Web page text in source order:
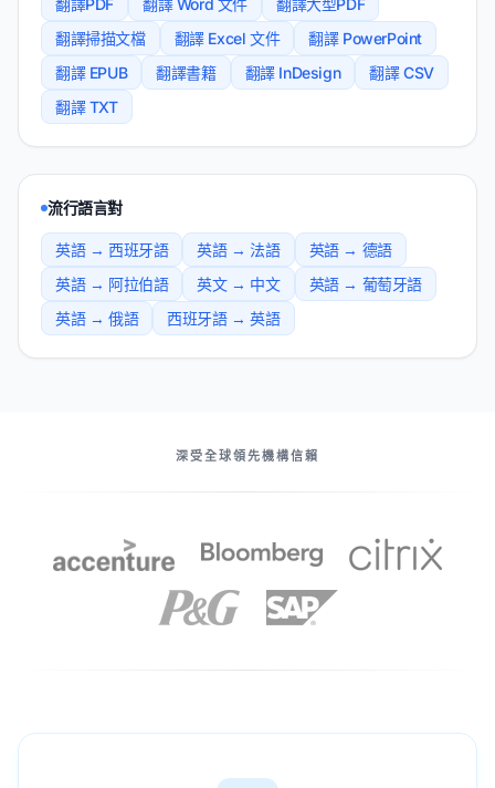
翻譯PDF 翻譯 Word 文件
翻譯大型PDF
翻譯掃描文檔
翻譯 Excel 文件
翻譯 PowerPoint
翻譯 EPUB
翻譯書籍 翻譯 InDesign
翻譯 CSV
翻譯 TXT
流行語言對
英語 → 西班牙語 英語 → 法語
英語 → 德語
英語 → 阿拉伯語
英文 → 中文
英語 → 葡萄牙語
英語 → 俄語
西班牙語 → 英語
深受全球領先機構信賴